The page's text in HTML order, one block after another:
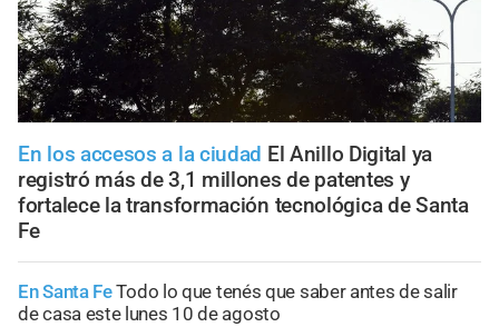
En los accesos a la ciudad El Anillo Digital ya
registró más de 3,1 millones de patentes y
fortalece la transformación tecnológica de Santa
Fe
En Santa FeTodo lo que tenés que saber antes de salir
de casa este lunes 10 de agosto